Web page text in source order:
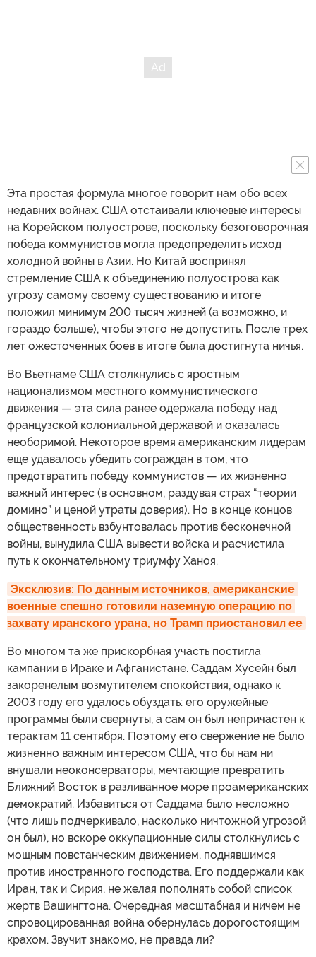
Эта простая формула многое говорит нам обо всех
недавних войнах. США отстаивали ключевые интересы
на Корейском полуострове, поскольку безоговорочная
победа коммунистов могла предопределить исход
холодной войны в Азии. Но Китай воспринял
стремление США к объединению полуострова как
угрозу самому своему существованию и итоге
положил минимум 200 тысяч жизней (а возможно, и
гораздо больше), чтобы этого не допустить. После трех
лет ожесточенных боев в итоге была достигнута ничья.
Во Вьетнаме США столкнулись с яростным
национализмом местного коммунистического
движения — эта сила ранее одержала победу над
французской колониальной державой и оказалась
необоримой. Некоторое время американским лидерам
еще удавалось убедить сограждан в том, что
предотвратить победу коммунистов — их жизненно
важный интерес (в основном, раздувая страх “теории
домино” и ценой утраты доверия). Но в конце концов
общественность взбунтовалась против бесконечной
войны, вынудила США вывести войска и расчистила
путь к окончательному триумфу Ханоя.
Эксклюзив: По данным источников, американские
военные спешно готовили наземную операцию по
захвату иранского урана, но Трамп приостановил ее
Во многом та же прискорбная участь постигла
кампании в Ираке и Афганистане. Саддам Хусейн был
закоренелым возмутителем спокойствия, однако к
2003 году его удалось обуздать: его оружейные
программы были свернуты, а сам он был непричастен к
терактам 11 сентября. Поэтому его свержение не было
жизненно важным интересом США, что бы нам ни
внушали неоконсерваторы, мечтающие превратить
Ближний Восток в разливанное море проамериканских
демократий. Избавиться от Саддама было несложно
(что лишь подчеркивало, насколько ничтожной угрозой
он был), но вскоре оккупационные силы столкнулись с
мощным повстанческим движением, поднявшимся
против иностранного господства. Его поддержали как
Иран, так и Сирия, не желая пополнять собой список
жертв Вашингтона. Очередная масштабная и ничем не
спровоцированная война обернулась дорогостоящим
крахом. Звучит знакомо, не правда ли?